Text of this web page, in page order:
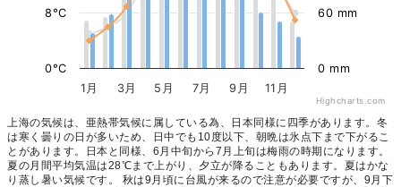
1月 3月 5月 7月 9月 11月
0°C
8°C
0 mm
60 mm
Highcharts.com
上海の気候は、亜熱帯気候に属している為、日本同様に四季があります。冬
は寒く曇りの日が多いため、日中でも10度以下、朝晩は氷点下まで下がるこ
とがあります。日本と同様、6月中旬から7月上旬は梅雨の時期になります。
夏の月間平均気温は28℃まで上がり、夕立が降ることもあります。夏はかな
り蒸し暑い気候です。 秋は9月頃に台風が来るので注意が必要ですが、9月下